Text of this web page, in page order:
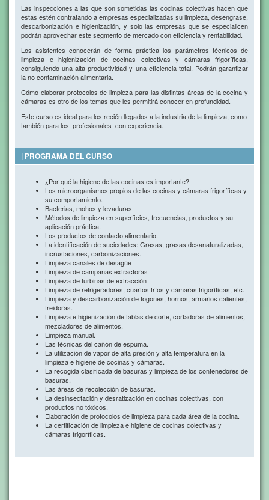
Las inspecciones a las que son sometidas las cocinas colectivas hacen que
estas estén contratando a empresas especializadas su limpieza, desengrase,
descarbonización e higienización, y solo las empresas que se especialicen
podrán aprovechar este segmento de mercado con eficiencia y rentabilidad.
Los asistentes conocerán de forma práctica los parámetros técnicos de
limpieza e higienización de cocinas colectivas y cámaras frigoríficas,
consiguiendo una alta productividad y una eficiencia total. Podrán garantizar
la no contaminación alimentaria.
Cómo elaborar protocolos de limpieza para las distintas áreas de la cocina y
cámaras es otro de los temas que les permitirá conocer en profundidad.
Este curso es ideal para los recién llegados a la industria de la limpieza, como
también para los profesionales con experiencia.
| PROGRAMA DEL CURSO
¿Por qué la higiene de las cocinas es importante?
Los microorganismos propios de las cocinas y cámaras frigoríficas y
su comportamiento.
Bacterias, mohos y levaduras
Métodos de limpieza en superficies, frecuencias, productos y su
aplicación práctica.
Los productos de contacto alimentario.
La identificación de suciedades: Grasas, grasas desanaturalizadas,
incrustaciones, carbonizaciones.
Limpieza canales de desagüe
Limpieza de campanas extractoras
Limpieza de turbinas de extracción
Limpieza de refrigeradores, cuartos fríos y cámaras frigoríficas, etc.
Limpieza y descarbonización de fogones, hornos, armarios calientes,
freidoras.
Limpieza e higienización de tablas de corte, cortadoras de alimentos,
mezcladores de alimentos.
Limpieza manual.
Las técnicas del cañón de espuma.
La utilización de vapor de alta presión y alta temperatura en la
limpieza e higiene de cocinas y cámaras.
La recogida clasificada de basuras y limpieza de los contenedores de
basuras.
Las áreas de recolección de basuras.
La desinsectación y desratización en cocinas colectivas, con
productos no tóxicos.
Elaboración de protocolos de limpieza para cada área de la cocina.
La certificación de limpieza e higiene de cocinas colectivas y
cámaras frigoríficas.